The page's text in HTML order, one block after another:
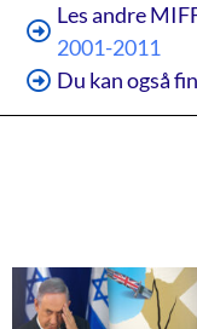
Les andre
2001-2011
Du kan også